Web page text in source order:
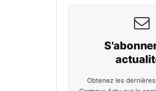
Obtenez les